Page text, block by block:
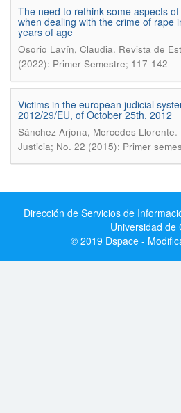
The need to rethink some aspects
when dealing with the crime of rape
years of age
Osorio Lavín, Claudia. Revista de
(2022): Primer Semestre; 117-142
Victims in the european judicial
2012/29/EU, of October 25th, 2012
Sánchez Arjona, Mercedes Llorente.
Justicia; No. 22 (2015): Primer
Dirección de Servicios de
Universidad de
© 2019 Dspace -